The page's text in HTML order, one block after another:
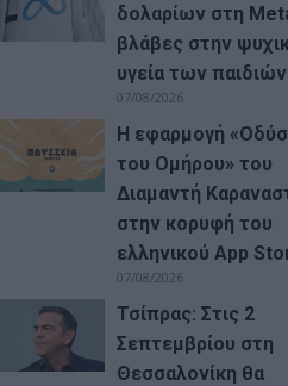
δολαρίων στη
βλάβες στην
υγεία των παιδιών
07/08/2026
Η εφαρμογή
του Ομήρου» του
Διαμαντή
στην κορυφή του
ελληνικού App
07/08/2026
Τσίπρας: Στις 2
Σεπτεμβρίου στη
Θεσσαλονίκη θα